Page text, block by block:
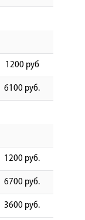
1200 руб
6100 руб.
1200 руб.
6700 руб.
3600 руб.